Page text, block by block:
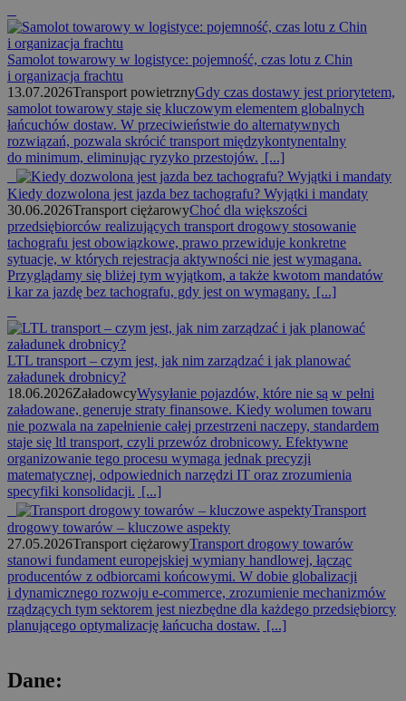
Samolot towarowy w logistyce: pojemność, czas lotu z Chin
i organizacja frachtu
13.07.2026Transport powietrznyGdy czas dostawy jest priorytetem,
samolot towarowy staje się kluczowym elementem globalnych
łańcuchów dostaw. W przeciwieństwie do alternatywnych
rozwiązań, pozwala skrócić transport międzykontynentalny
do minimum, eliminując ryzyko przestojów. [...]
Kiedy dozwolona jest jazda bez tachografu? Wyjątki i mandaty
30.06.2026Transport ciężarowyChoć dla większości
przedsiębiorców realizujących transport drogowy stosowanie
tachografu jest obowiązkowe, prawo przewiduje konkretne
sytuacje, w których rejestracja aktywności nie jest wymagana.
Przyglądamy się bliżej tym wyjątkom, a także kwotom mandatów
i kar za jazdę bez tachografu, gdy jest on wymagany. [...]
LTL transport – czym jest, jak nim zarządzać i jak planować
załadunek drobnicy?
18.06.2026ZaładowcyWysyłanie pojazdów, które nie są w pełni
załadowane, generuje straty finansowe. Kiedy wolumen towaru
nie pozwala na zapełnienie całej przestrzeni naczepy, standardem
staje się ltl transport, czyli przewóz drobnicowy. Efektywne
organizowanie tego procesu wymaga jednak precyzji
matematycznej, odpowiednich narzędzi IT oraz zrozumienia
specyfiki konsolidacji. [...]
Transport
drogowy towarów – kluczowe aspekty
27.05.2026Transport ciężarowyTransport drogowy towarów
stanowi fundament europejskiej wymiany handlowej, łącząc
producentów z odbiorcami końcowymi. W dobie globalizacji
i dynamicznego rozwoju e-commerce, zrozumienie mechanizmów
rządzących tym sektorem jest niezbędne dla każdego przedsiębiorcy
planującego optymalizację łańcucha dostaw. [...]
Dane: